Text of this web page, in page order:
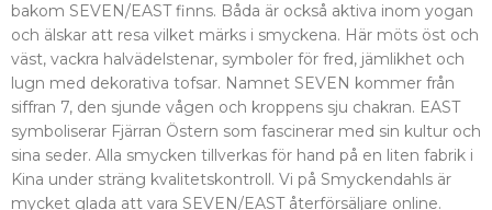
bakom SEVEN/EAST finns. Båda är också aktiva inom yogan
och älskar att resa vilket märks i smyckena. Här möts öst och
väst, vackra halvädelstenar, symboler för fred, jämlikhet och
lugn med dekorativa tofsar. Namnet SEVEN kommer från
siffran 7, den sjunde vågen och kroppens sju chakran. EAST
symboliserar Fjärran Östern som fascinerar med sin kultur och
sina seder. Alla smycken tillverkas för hand på en liten fabrik i
Kina under sträng kvalitetskontroll. Vi på Smyckendahls är
mycket glada att vara SEVEN/EAST återförsäljare online.